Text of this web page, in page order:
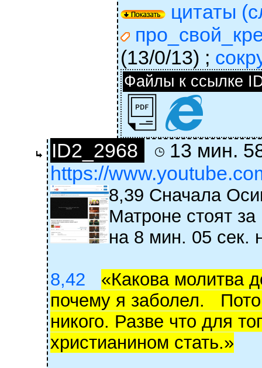
цитаты
(13/0/13) ;
Файлы к ссылке
ID2_2968
13 мин.
https://
8,39 Сначала
Матроне стоят
на 8 мин. 05 сек.
8,42
«Какова молитва
почему я заболел.
никого. Разве что для
христианином стать.»